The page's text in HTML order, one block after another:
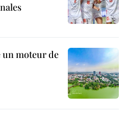
moteur de